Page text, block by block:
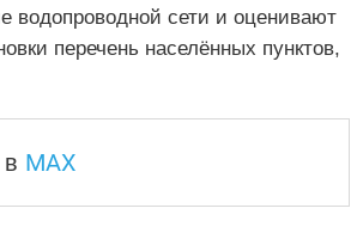
водопроводной сети и оценивают
перечень населённых пунктов,
в MAX